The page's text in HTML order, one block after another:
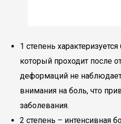
1 степень
который проходит после
деформаций не
внимания на боль, что
заболевания.
2 степень – интенсивная